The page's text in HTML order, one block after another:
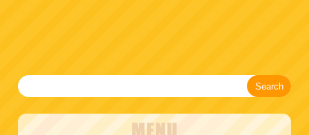
Search